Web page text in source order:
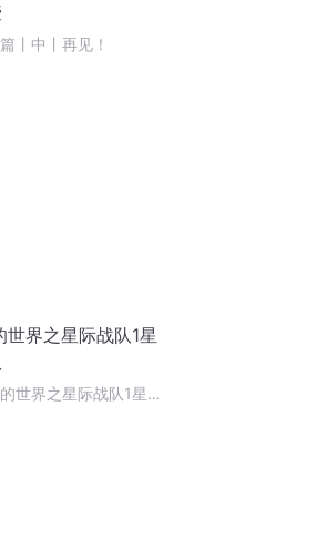
丨中丨再见！
世界之星际战队1星
的世界之星际战队1星空